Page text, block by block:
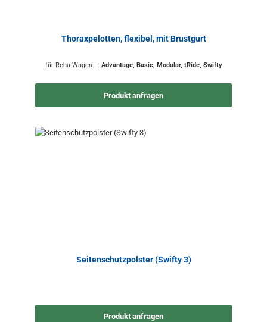
Thoraxpelotten, flexibel, mit Brustgurt
für Reha-Wagen...: Advantage, Basic, Modular, tRide, Swifty
Produkt anfragen
Seitenschutzpolster (Swifty 3)
Produkt anfragen